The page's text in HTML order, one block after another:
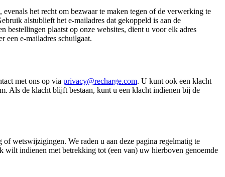
het recht om bezwaar te maken tegen of de verwerking te
alstublieft het e-mailadres dat gekoppeld is aan de
bestellingen plaatst op onze websites, dient u voor elk adres
een e-mailadres schuilgaat.
met ons op via privacy@recharge.com. U kunt ook een klacht
Als de klacht blijft bestaan, kunt u een klacht indienen bij de
wetswijzigingen. We raden u aan deze pagina regelmatig te
indienen met betrekking tot (een van) uw hierboven genoemde